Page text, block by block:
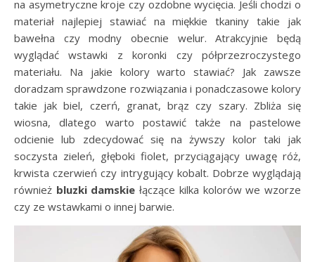
na asymetryczne kroje czy ozdobne wycięcia. Jeśli chodzi o
materiał najlepiej stawiać na miękkie tkaniny takie jak
bawełna czy modny obecnie welur. Atrakcyjnie będą
wyglądać wstawki z koronki czy półprzezroczystego
materiału. Na jakie kolory warto stawiać? Jak zawsze
doradzam sprawdzone rozwiązania i ponadczasowe kolory
takie jak biel, czerń, granat, brąz czy szary. Zbliża się
wiosna, dlatego warto postawić także na pastelowe
odcienie lub zdecydować się na żywszy kolor taki jak
soczysta zieleń, głęboki fiolet, przyciągający uwagę róż,
krwista czerwień czy intrygujący kobalt. Dobrze wyglądają
również bluzki damskie łączące kilka kolorów we wzorze
czy ze wstawkami o innej barwie.